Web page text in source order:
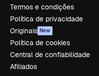
Termos e condições
Política de privacidade
Originais New
Política de cookies
Central de confiabilidade
Afiliados